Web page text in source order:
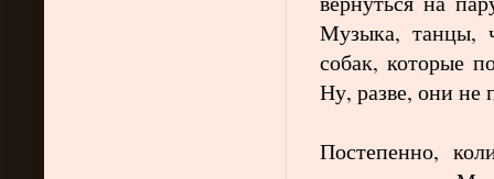
Музыка, танцы,
собак, которые
Ну, разве, они не
Постепенно,